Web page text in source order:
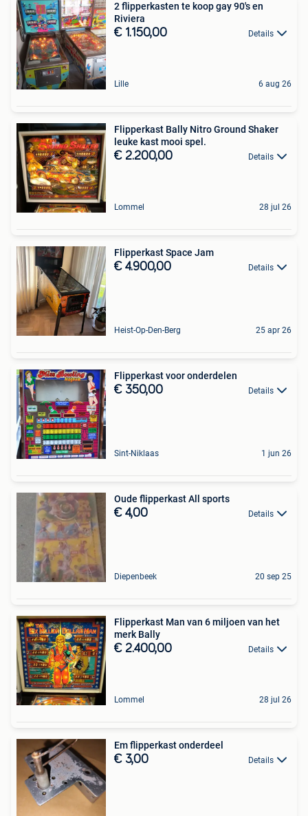
2 flipperkasten te koop gay 90's en
Riviera
€ 1.150,00 Details
Lille 6 aug 26
Flipperkast Bally Nitro Ground Shaker
leuke kast mooi spel.
€ 2.200,00 Details
Lommel 28 jul 26
Flipperkast Space Jam
€ 4.900,00 Details
Heist-Op-Den-Berg 25 apr 26
Flipperkast voor onderdelen
€ 350,00 Details
Sint-Niklaas 1 jun 26
Oude flipperkast All sports
€ 4,00 Details
Diepenbeek 20 sep 25
Flipperkast Man van 6 miljoen van het
merk Bally
€ 2.400,00 Details
Lommel 28 jul 26
Em flipperkast onderdeel
€ 3,00 Details